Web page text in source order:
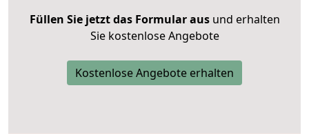
Füllen Sie jetzt das Formular ausund erhalten
Sie kostenlose Angebote
Kostenlose Angebote erhalten